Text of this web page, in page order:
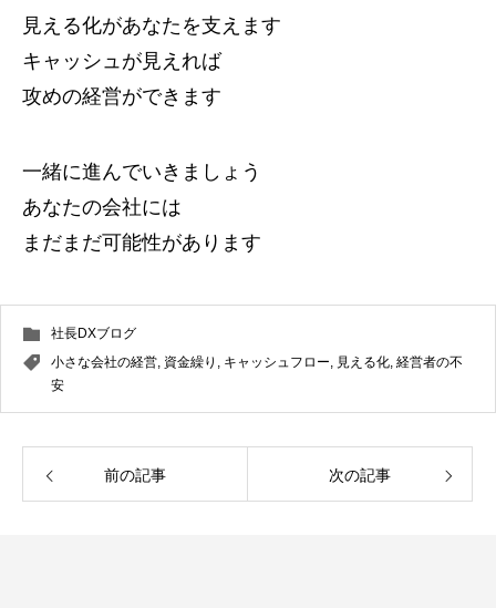
見える化があなたを支えます
キャッシュが見えれば
攻めの経営ができます
一緒に進んでいきましょう
あなたの会社には
まだまだ可能性があります
社長DXブログ
小さな会社の経営, 資金繰り , キャッシュフロー, 見える化, 経営者の不
安
前の記事 次の記事